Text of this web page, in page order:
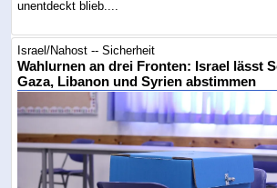
unentdeckt blieb....
Israel/Nahost -- Sicherheit
Wahlurnen an drei Fronten: Israel lässt
Gaza, Libanon und Syrien abstimmen